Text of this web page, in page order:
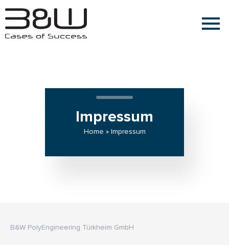
Impressum
Home » Impressum
B&W PolyEngineering Türkheim GmbH